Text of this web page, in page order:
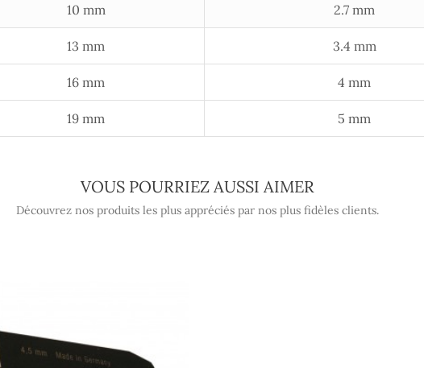
10 mm 2.7 mm
13 mm 3.4 mm
16 mm 4 mm
19 mm 5 mm
VOUS POURRIEZ AUSSI AIMER
Découvrez nos produits les plus appréciés par nos plus fidèles clients.